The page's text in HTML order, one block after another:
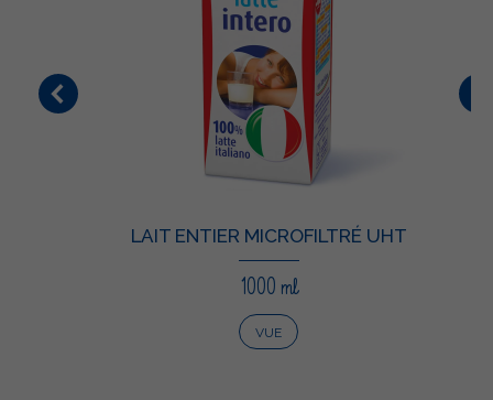
LAIT ENTIER MICROFILTRÉ UHT
1000 ml
VUE